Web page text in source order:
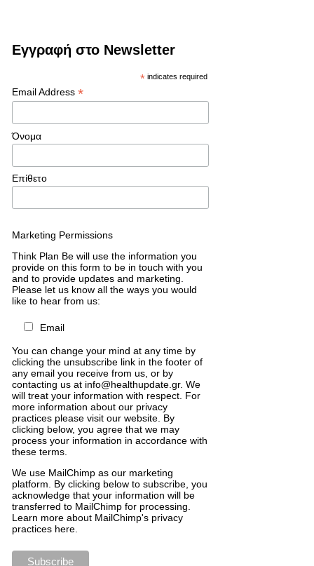
Εγγραφή στο Newsletter
* indicates required
Email Address *
Όνομα
Επίθετο
Marketing Permissions
Think Plan Be will use the information you
provide on this form to be in touch with you
and to provide updates and marketing.
Please let us know all the ways you would
like to hear from us:
Email
You can change your mind at any time by
clicking the unsubscribe link in the footer of
any email you receive from us, or by
contacting us at info@healthupdate.gr. We
will treat your information with respect. For
more information about our privacy
practices please visit our website. By
clicking below, you agree that we may
process your information in accordance with
these terms.
We use MailChimp as our marketing
platform
By clicking below to subscribe you
acknowledge that your information will be
transferred to MailChimp for processing
Learn more about MailChimp's privacy
practices here